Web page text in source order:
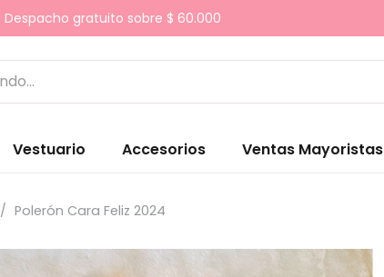
Despacho gratuito sobre $ 60.000
Vestuario Accesorios Ventas Mayoristas
/ Polerón Cara Feliz 2024